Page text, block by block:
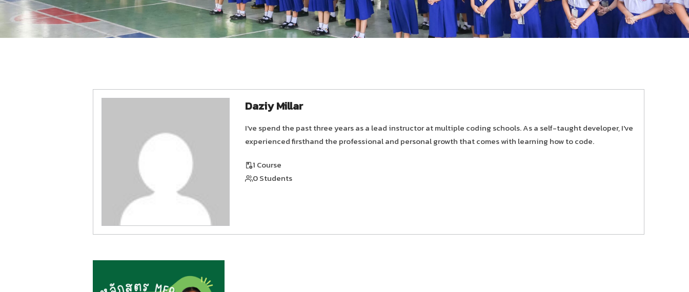
Daziy Millar
I've spend the past three years as a lead instructor at multiple coding schools. As a self-taught developer, I've
experienced firsthand the professional and personal growth that comes with learning how to code.
1 Course
0 Students